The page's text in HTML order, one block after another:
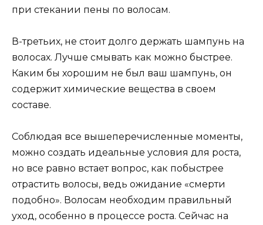
при стекании пены по волосам.
В-третьих, не стоит долго держать шампунь на
волосах. Лучше смывать как можно быстрее.
Каким бы хорошим не был ваш шампунь, он
содержит химические вещества в своем
составе.
Соблюдая все вышеперечисленные моменты,
можно создать идеальные условия для роста,
но все равно встает вопрос, как побыстрее
отрастить волосы, ведь ожидание «смерти
подобно». Волосам необходим правильный
уход, особенно в процессе роста. Сейчас на